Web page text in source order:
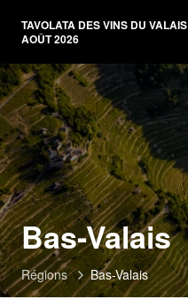
TAVOLATA DES VINS DU VALAIS
AOÛT 2026
Bas-Valais
Régions Bas-Valais